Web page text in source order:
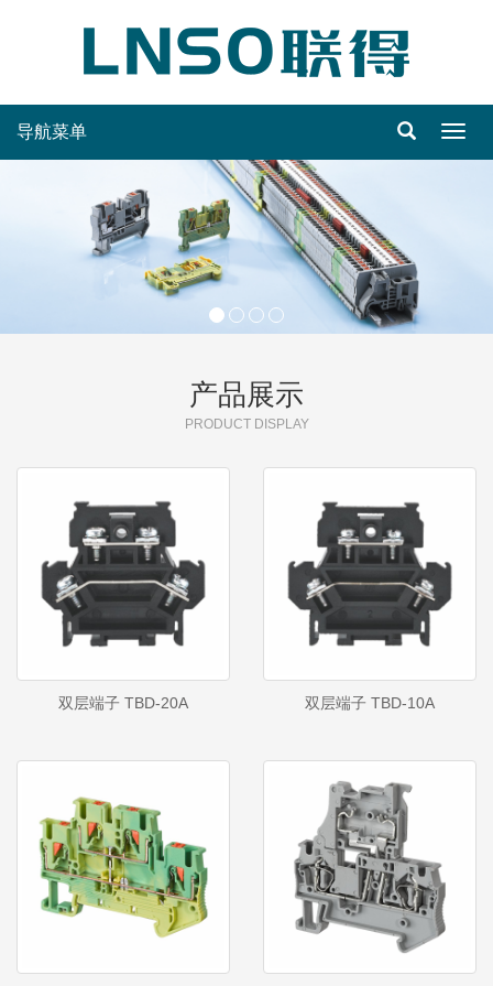
导航菜单
产品展示
PRODUCT DISPLAY
双层端子 TBD-20A 双层端子 TBD-10A